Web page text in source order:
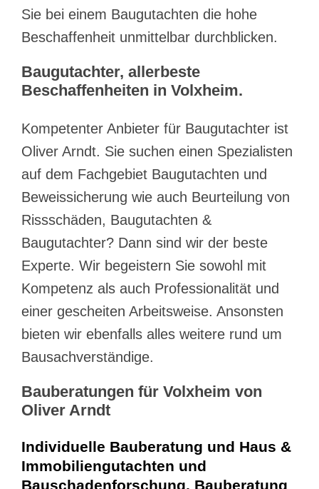
Sie bei einem Baugutachten die hohe
Beschaffenheit unmittelbar durchblicken.
Baugutachter, allerbeste
Beschaffenheiten in Volxheim.
Kompetenter Anbieter für Baugutachter ist
Oliver Arndt. Sie suchen einen Spezialisten
auf dem Fachgebiet Baugutachten und
Beweissicherung wie auch Beurteilung von
Rissschäden, Baugutachten &
Baugutachter? Dann sind wir der beste
Experte. Wir begeistern Sie sowohl mit
Kompetenz als auch Professionalität und
einer gescheiten Arbeitsweise. Ansonsten
bieten wir ebenfalls alles weitere rund um
Bausachverständige.
Bauberatungen für Volxheim von
Oliver Arndt
Individuelle Bauberatung und Haus &
Immobiliengutachten und
Bauschadenforschung, Bauberatung